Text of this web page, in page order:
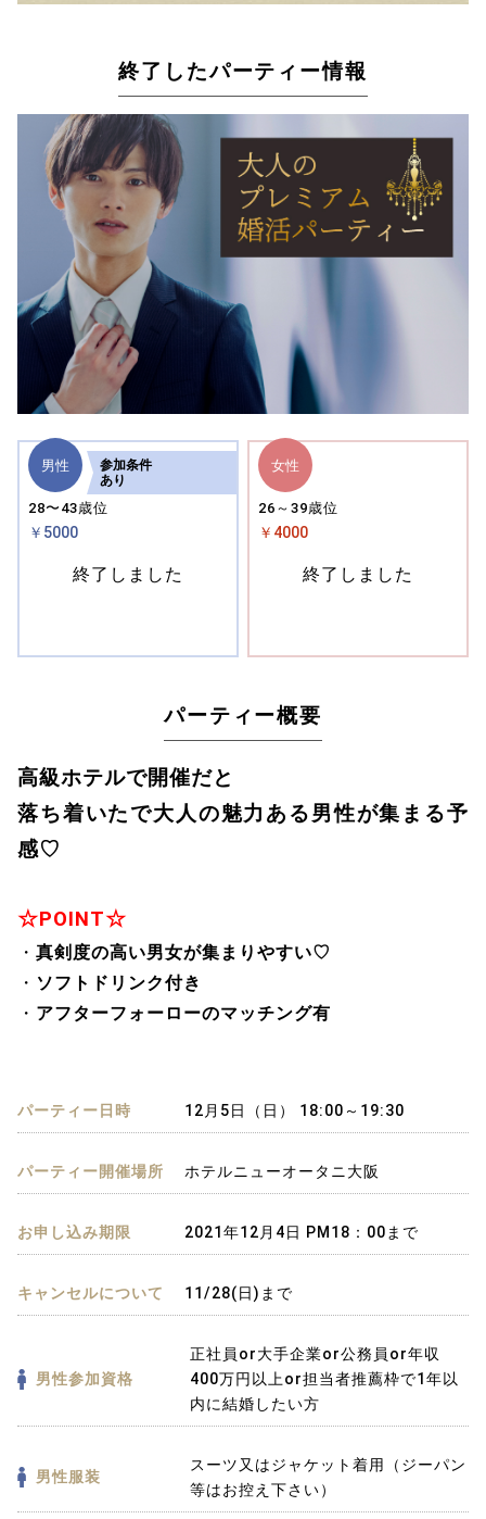
終了したパーティー情報
男性
28〜43歳位
￥5000
参加条件
あり
終了しました
女性
26～39歳位
￥4000
終了しました
パーティー概要
高級ホテルで開催だと
落ち着いたで大人の魅力ある男性が集まる予
感♡
☆POINT☆
・ 真剣度の高い男女が集まりやすい♡
・ ソフトドリンク付き
・ アフターフォーローのマッチング有
パーティー日時 12月5日（日） 18:00～19:30
パーティー開催場所 ホテルニューオータニ大阪
お申し込み期限 2021年12月4日 PM18：00まで
キャンセルについて 11/28(日)まで
男性参加資格
正社員or大手企業or公務員or年収
400万円以上or担当者推薦枠で1年以
内に結婚したい方
男性服装
スーツ又はジャケット着用（ジーパン
等はお控え下さい）